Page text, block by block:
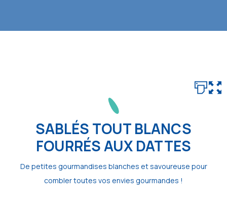
SABLÉS TOUT BLANCS
FOURRÉS AUX DATTES
De petites gourmandises blanches et savoureuse pour
combler toutes vos envies gourmandes !